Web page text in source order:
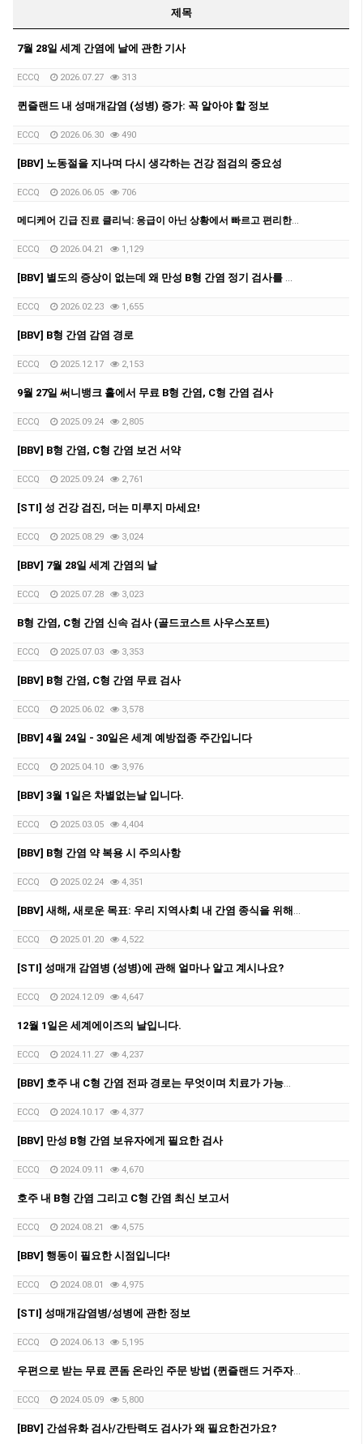
제목
7월 28일 세계 간염에 날에 관한 기사
ECCQ 2026.07.27 313
퀸즐랜드 내 성매개감염 (성병) 증가: 꼭 알아야 할 정보
ECCQ 2026.06.30 490
[BBV] 노동절을 지나며 다시 생각하는 건강 점검의 중요성
ECCQ 2026.06.05 706
메디케어 긴급 진료 클리닉: 응급이 아닌 상황에서 빠르고 편리한 의료 서비스 제공
ECCQ 2026.04.21 1,129
[BBV] 별도의 증상이 없는데 왜 만성 B형 간염 정기 검사를 받아야 하나요?
ECCQ 2026.02.23 1,655
[BBV] B형 간염 감염 경로
ECCQ 2025.12.17 2,153
9월 27일 써니뱅크 홀에서 무료 B형 간염, C형 간염 검사
ECCQ 2025.09.24 2,805
[BBV] B형 간염, C형 간염 보건 서약
ECCQ 2025.09.24 2,761
[STI] 성 건강 검진, 더는 미루지 마세요!
ECCQ 2025.08.29 3,024
[BBV] 7월 28일 세계 간염의 날
ECCQ 2025.07.28 3,023
B형 간염, C형 간염 신속 검사 (골드코스트 사우스포트)
ECCQ 2025.07.03 3,353
[BBV] B형 간염, C형 간염 무료 검사
ECCQ 2025.06.02 3,578
[BBV] 4월 24일 - 30일은 세계 예방접종 주간입니다
ECCQ 2025.04.10 3,976
[BBV] 3월 1일은 차별없는날 입니다.
ECCQ 2025.03.05 4,404
[BBV] B형 간염 약 복용 시 주의사항
ECCQ 2025.02.24 4,351
[BBV] 새해, 새로운 목표: 우리 지역사회 내 간염 종식을 위해서
ECCQ 2025.01.20 4,522
[STI] 성매개 감염병 (성병)에 관해 얼마나 알고 계시나요?
ECCQ 2024.12.09 4,647
12월 1일은 세계에이즈의 날입니다.
ECCQ 2024.11.27 4,237
[BBV] 호주 내 C형 간염 전파 경로는 무엇이며 치료가 가능한가요?
ECCQ 2024.10.17 4,377
[BBV] 만성 B형 간염 보유자에게 필요한 검사
ECCQ 2024.09.11 4,670
호주 내 B형 간염 그리고 C형 간염 최신 보고서
ECCQ 2024.08.21 4,575
[BBV] 행동이 필요한 시점입니다!
ECCQ 2024.08.01 4,975
[STI] 성매개감염병/성병에 관한 정보
ECCQ 2024.06.13 5,195
우편으로 받는 무료 콘돔 온라인 주문 방법 (퀸즐랜드 거주자만 이용 가능)
ECCQ 2024.05.09 5,800
[BBV] 간섬유화 검사/간탄력도 검사가 왜 필요한건가요?